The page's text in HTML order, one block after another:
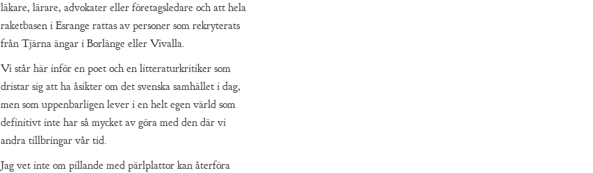
läkare, lärare, advokater eller företagsledare och att hela
raketbasen i Esrange rattas av personer som rekryterats
från Tjärna ängar i Borlänge eller Vivalla.
Vi står här inför en poet och en litteraturkritiker som
dristar sig att ha åsikter om det svenska samhället i dag,
men som uppenbarligen lever i en helt egen värld som
definitivt inte har så mycket av göra med den där vi
andra tillbringar vår tid.
Jag vet inte om pillande med pärlplattor kan återföra